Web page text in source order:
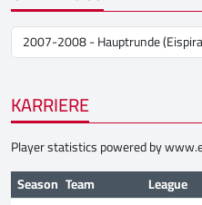
KARRIERE
Player statistics powered by
Season Team League